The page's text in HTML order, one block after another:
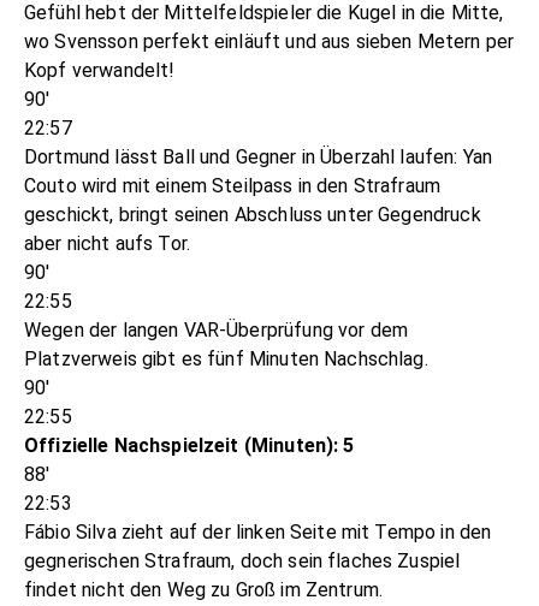
Gefühl hebt der Mittelfeldspieler die Kugel in die Mitte,
wo Svensson perfekt einläuft und aus sieben Metern per
Kopf verwandelt!
90'
22:57
Dortmund lässt Ball und Gegner in Überzahl laufen: Yan
Couto wird mit einem Steilpass in den Strafraum
geschickt, bringt seinen Abschluss unter Gegendruck
aber nicht aufs Tor.
90'
22:55
Wegen der langen VAR-Überprüfung vor dem
Platzverweis gibt es fünf Minuten Nachschlag.
90'
22:55
Offizielle Nachspielzeit (Minuten): 5
88'
22:53
Fábio Silva zieht auf der linken Seite mit Tempo in den
gegnerischen Strafraum, doch sein flaches Zuspiel
findet nicht den Weg zu Groß im Zentrum.